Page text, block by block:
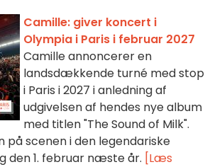
Camille: giver koncert i
Olympia i Paris i februar 2027
Camille annoncerer en
landsdækkende turné med stop
i Paris i 2027 i anledning af
udgivelsen af hendes nye album
med titlen "The Sound of Milk".
på scenen i den legendariske
den 1. februar næste år. [Læs